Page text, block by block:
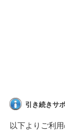
引き続きサ
以下よりご利